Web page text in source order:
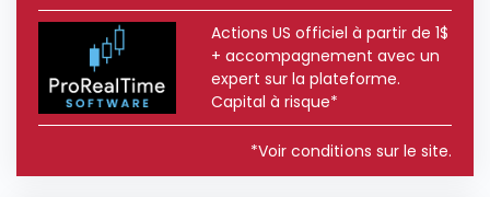
Actions US officiel à partir de 1$
+ accompagnement avec un
expert sur la plateforme.
Capital à risque*
*Voir conditions sur le site.